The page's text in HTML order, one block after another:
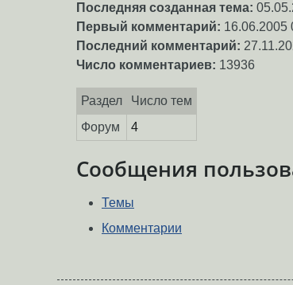
Последняя созданная тема:
Первый комментарий: 16.06.2005
Последний комментарий:
Число комментариев: 13936
Раздел
Число тем
Форум
4
Сообщения
Темы
Комментарии